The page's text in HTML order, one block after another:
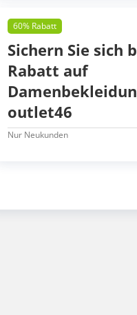
60% Rabatt
Sichern Sie sich
Rabatt auf
outlet46
Nur Neukunden